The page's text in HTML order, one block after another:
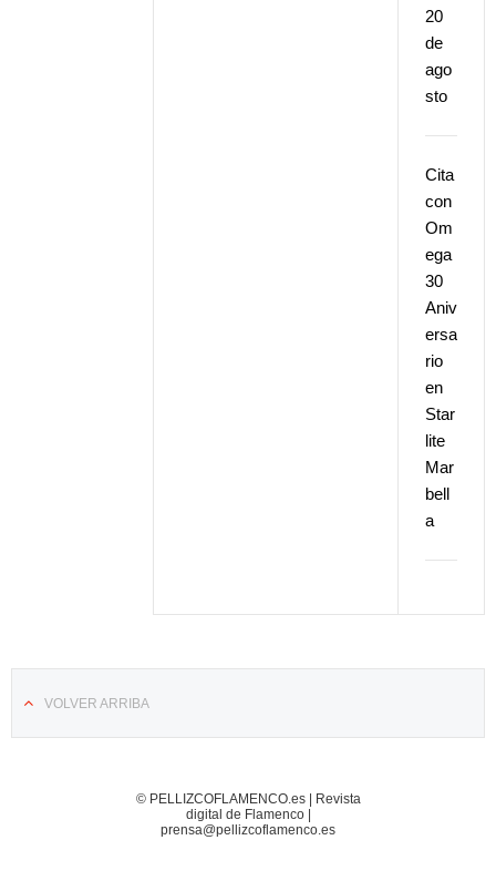
20
de
ago
sto
Cita
con
Om
ega
30
Aniv
ersa
rio
en
Star
lite
Mar
bell
a
VOLVER ARRIBA
© PELLIZCOFLAMENCO.es | Revista
digital de Flamenco |
prensa@pellizcoflamenco.es